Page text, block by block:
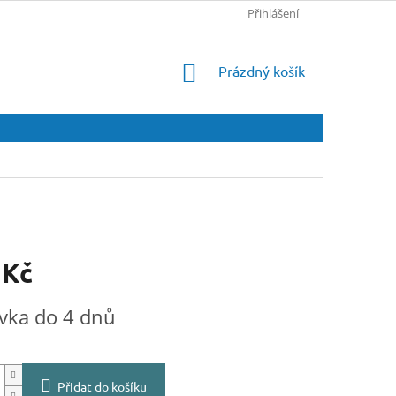
Přihlášení
NÁKUPNÍ
Prázdný košík
do 4 dnů
Přidat do košíku